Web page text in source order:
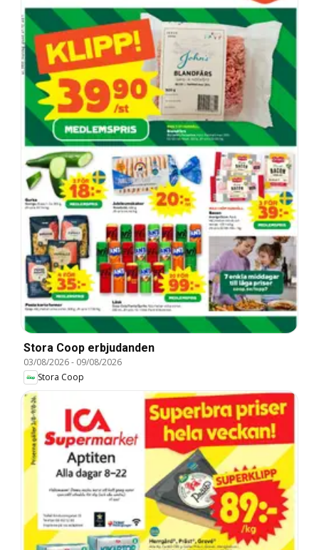
Stora Coop erbjudanden
03/08/2026- 09/08/2026
Stora Coop